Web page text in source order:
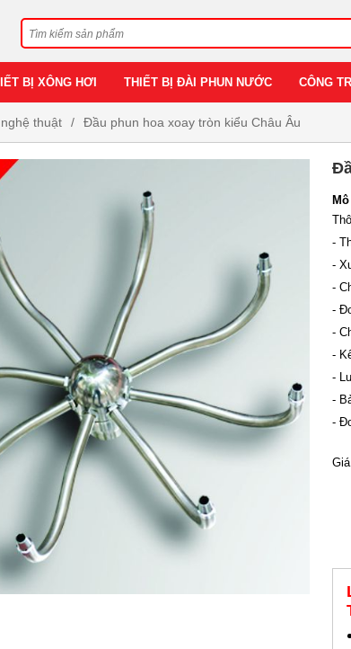
BỊ XÔNG HƠI THIẾT BỊ ĐÀI PHUN NƯỚC CÔNG
thuật Đầu phun hoa xoay tròn kiểu Châu Âu
-
-
-
-
-
-
-
-
-